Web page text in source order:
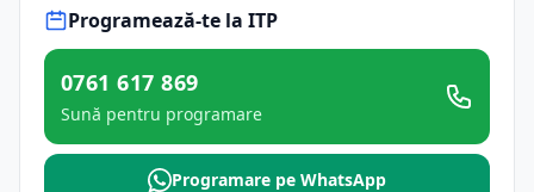
Programează-te la ITP
0761 617 869
Sună pentru programare
Programare pe WhatsApp